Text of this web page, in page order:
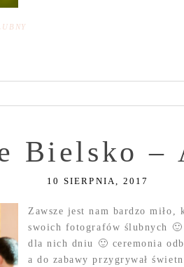
Bielsko –
10 SIERPNIA, 2017
Zawsze jest nam bardzo miło,
swoich fotografów ślubnych
dla nich dniu 🙂 ceremonia
a do zabawy przygrywał